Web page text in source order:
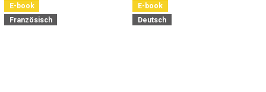
E-book
Französisch
E-book
Deutsch